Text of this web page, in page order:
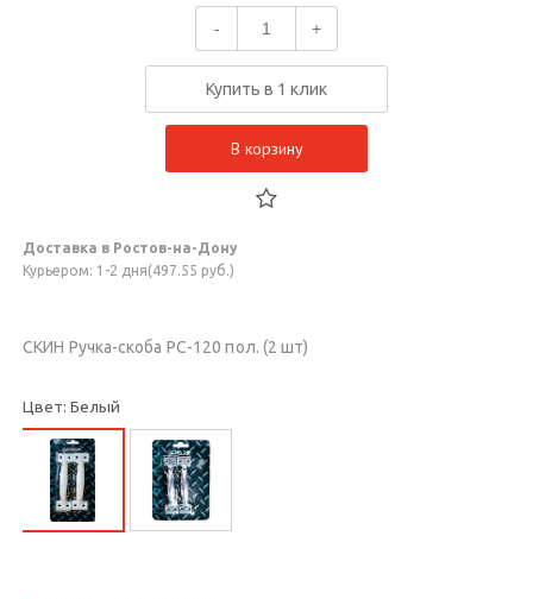
- +
Купить в 1 клик
В корзину
Доставка в Ростов-на-Дону
Курьером: 1-2 дня(497.55 руб.)
СКИН Ручка-скоба РС-120 пол. (2 шт)
Цвет: Белый